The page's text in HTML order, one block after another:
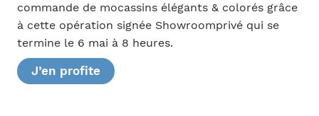
commande de mocassins élégants & colorés grâce
à cette opération signée Showroomprivé qui se
termine le 6 mai à 8 heures.
J’en profite